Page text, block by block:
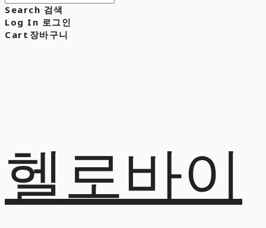
Search 검색
Log In 로그인
Cart 장바구니
헬로바이